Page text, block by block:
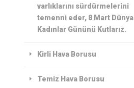
varlıklarını sürdürmelerini
temenni eder, 8 Mart Dünya
Kadınlar Gününü Kutlarız.
Kirli Hava Borusu
Temiz Hava Borusu